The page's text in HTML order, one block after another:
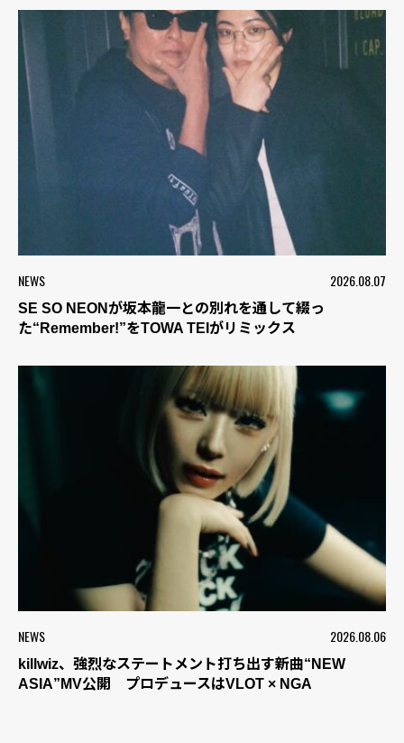
NEWS 2026.08.07
SE SO NEONが坂本龍一との別れを通して綴っ
た“Remember!”をTOWA TEIがリミックス
NEWS 2026.08.06
killwiz、強烈なステートメント打ち出す新曲“NEW
ASIA”MV公開 プロデュースはVLOT × NGA